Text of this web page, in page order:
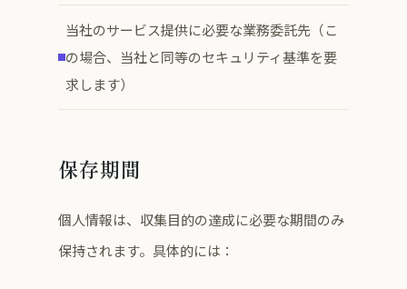
当社のサービス提供に必要な業務委託先（こ
の場合、当社と同等のセキュリティ基準を要
求します）
保存期間
個人情報は、収集目的の達成に必要な期間のみ
保持されます。具体的には：